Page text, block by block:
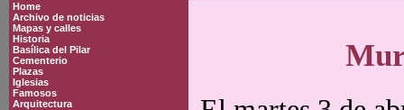
Home
Archivo de noticias
Mapas y calles
Historia
Basílica del Pilar
Cementerio
Plazas
Iglesias
Famosos
Arquitectura